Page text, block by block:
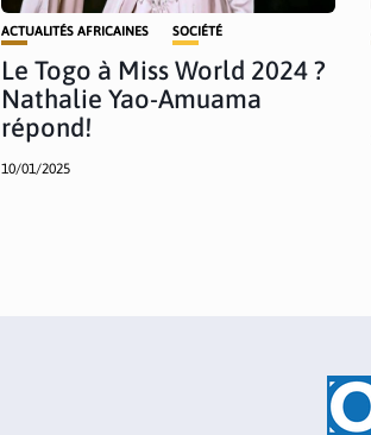
ACTUALITÉS AFRICAINES SOCIÉTÉ
Le Togo à Miss World 2024 ?
Nathalie Yao-Amuama
répond!
10/01/2025